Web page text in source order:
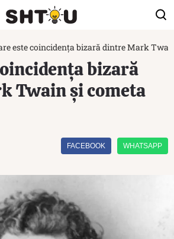
este coincidența bizară dintre Mark
bizară
Twain și cometa
FACEBOOK WHATSAPP